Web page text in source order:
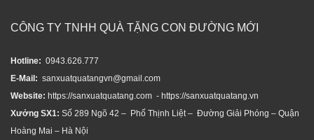
CÔNG TY TNHH QUÀ TẶNG CON ĐƯỜNG MỚI
Hotline: 0943.626.777
E-Mail: sanxuatquatangvn@gmail.com
Website: https://sanxuatquatang.com - https://sanxuatquatang.vn
Xưởng SX1: Số 289 Ngõ 42 – Phố Thịnh Liệt – Đường Giải Phóng – Quận
Hoàng Mai – Hà Nội